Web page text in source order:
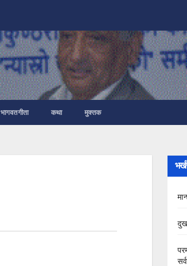
भागवतगीता कथा मुक्तक